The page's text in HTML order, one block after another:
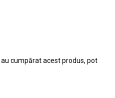
cumpărat acest produs, pot